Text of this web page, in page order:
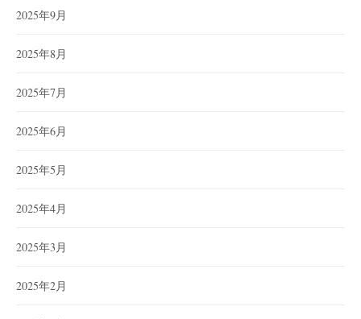
2025年9月
2025年8月
2025年7月
2025年6月
2025年5月
2025年4月
2025年3月
2025年2月